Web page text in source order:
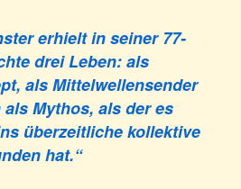
erhielt in seiner 77-
drei Leben: als
als Mittelwellensender
Mythos, als der es
überzeitliche kollektive
hat.“